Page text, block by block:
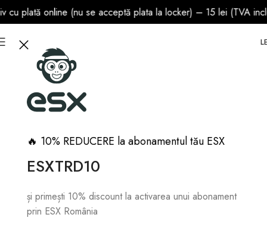
🔥 10% REDUCERE la abonamentul tău ESX
ESXTRD10
și primești 10% discount la activarea unui abonament
prin ESX România
MENU
online (nu se acceptă plata la locker) – 15 lei (TVA